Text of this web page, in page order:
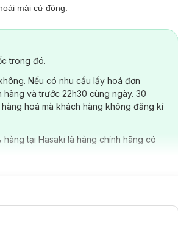
mái cử động.
trong đó.
Nếu có nhu cầu lấy hoá đơn
và trước 22h30 cùng ngày. 30
hoá mà khách hàng không đăng kí
tại Hasaki là hàng chính hãng có